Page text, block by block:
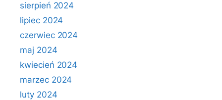
sierpień 2024
lipiec 2024
czerwiec 2024
maj 2024
kwiecień 2024
marzec 2024
luty 2024